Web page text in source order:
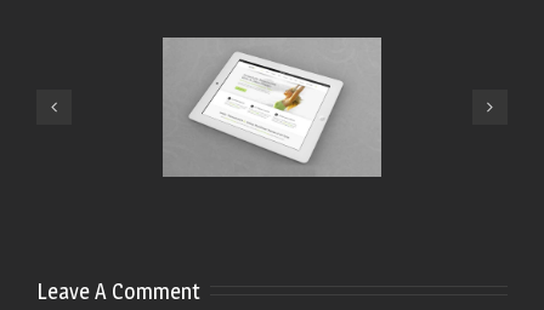
Proin Sodales Quam Nec
Leave A Comment